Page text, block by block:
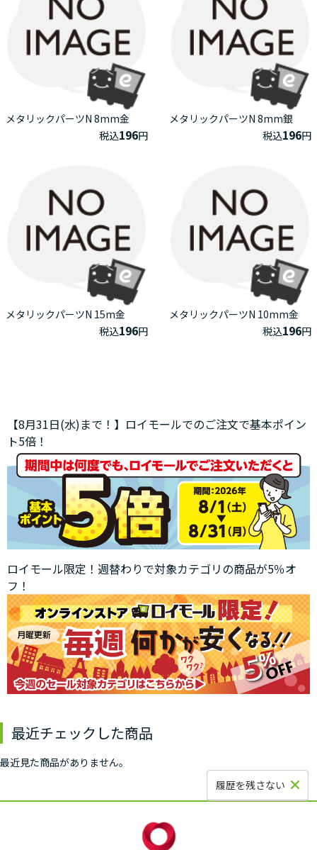
メタリックパーツN 8mm金
税込196円
メタリックパーツN 8mm銀
税込196円
メタリックパーツN 15m金
税込196円
メタリックパーツN 10mm金
税込196円
【8月31日(水)まで！】ロイモールでのご注文で基本ポイン
ト5倍！
ロイモール限定！週替わりで対象カテゴリの商品が5％オ
フ！
最近チェックした商品
最近見た商品がありません。
履歴を残さない